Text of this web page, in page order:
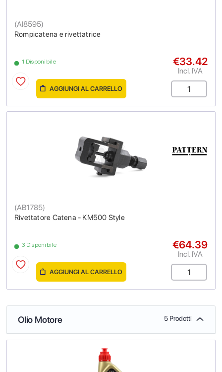
Rompicatena e rivettatrice
(AI8595)
1 Disponibile €33.42
Incl. IVA
AGGIUNGI AL CARRELLO
Rivettatore Catena - KM500 Style
(AB1785)
3 Disponibile €64.39
Incl. IVA
AGGIUNGI AL CARRELLO
Olio Motore 5 Prodotti